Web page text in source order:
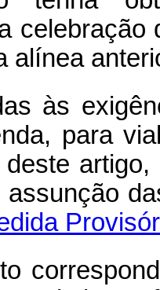
alínea
às
para
de